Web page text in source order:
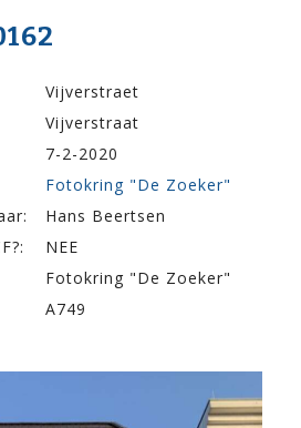
Vijverstraet
Vijverstraat
7-2-2020
Fotokring "De Zoeker"
Hans Beertsen
NEE
Fotokring "De Zoeker"
A749